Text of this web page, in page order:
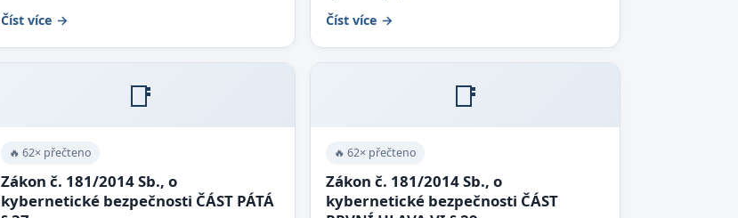
Číst více → Číst více →
📑
🔥 62× přečteno
Zákon č. 181/2014 Sb., o
kybernetické bezpečnosti ČÁST PÁTÁ
📑
🔥 62× přečteno
Zákon č. 181/2014 Sb., o
kybernetické bezpečnosti ČÁST